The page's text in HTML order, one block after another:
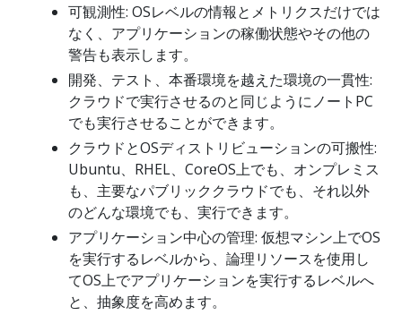
可観測性: OSレベルの情報とメトリクスだけでは
なく、アプリケーションの稼働状態やその他の
警告も表示します。
開発、テスト、本番環境を越えた環境の一貫性:
クラウドで実行させるのと同じようにノートPC
でも実行させることができます。
クラウドとOSディストリビューションの可搬性:
Ubuntu、RHEL、CoreOS上でも、オンプレミス
も、主要なパブリッククラウドでも、それ以外
のどんな環境でも、実行できます。
アプリケーション中心の管理: 仮想マシン上でOS
を実行するレベルから、論理リソースを使用し
てOS上でアプリケーションを実行するレベルへ
と、抽象度を高めます。